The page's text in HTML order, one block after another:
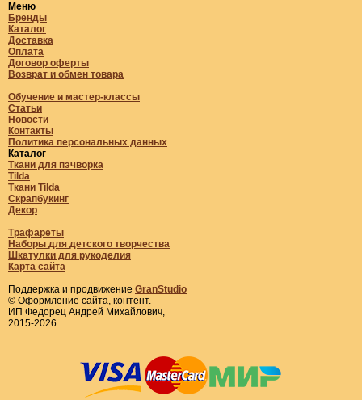
Меню
Бренды
Каталог
Доставка
Оплата
Договор оферты
Возврат и обмен товара
Обучение и мастер-классы
Статьи
Новости
Контакты
Политика персональных данных
Каталог
Ткани для пэчворка
Tilda
Ткани Tilda
Скрапбукинг
Декор
Трафареты
Наборы для детского творчества
Шкатулки для рукоделия
Карта сайта
Поддержка и продвижение GranStudio
© Оформление сайта, контент.
ИП Федорец Андрей Михайлович,
2015-2026